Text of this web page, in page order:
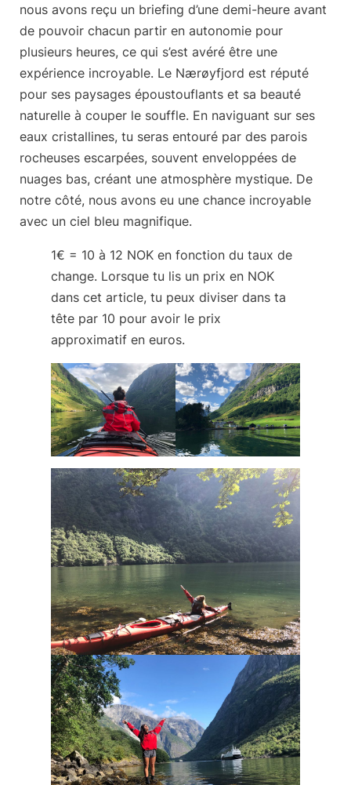
nous avons reçu un briefing d’une demi-heure avant
de pouvoir chacun partir en autonomie pour
plusieurs heures, ce qui s’est avéré être une
expérience incroyable. Le Nærøyfjord est réputé
pour ses paysages époustouflants et sa beauté
naturelle à couper le souffle. En naviguant sur ses
eaux cristallines, tu seras entouré par des parois
rocheuses escarpées, souvent enveloppées de
nuages bas, créant une atmosphère mystique. De
notre côté, nous avons eu une chance incroyable
avec un ciel bleu magnifique.
1€ = 10 à 12 NOK en fonction du taux de
change. Lorsque tu lis un prix en NOK
dans cet article, tu peux diviser dans ta
tête par 10 pour avoir le prix
approximatif en euros.